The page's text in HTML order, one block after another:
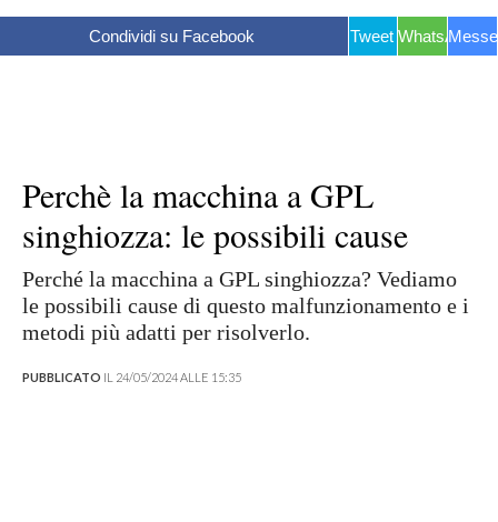
Condividi su Facebook Tweet WhatsApp
Perchè la macchina a GPL
singhiozza: le possibili cause
Perché la macchina a GPL singhiozza? Vediamo
le possibili cause di questo malfunzionamento e i
metodi più adatti per risolverlo.
PUBBLICATO IL 24/05/2024 ALLE 15:35